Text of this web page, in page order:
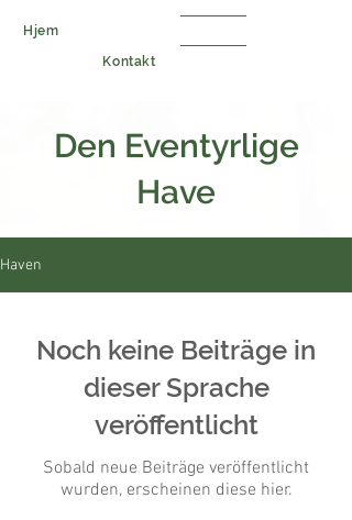
Hjem
Kontakt
Den Eventyrlige
Have
Haven
Noch keine Beiträge in
dieser Sprache
veröffentlicht
Sobald neue Beiträge veröffentlicht
wurden, erscheinen diese hier.